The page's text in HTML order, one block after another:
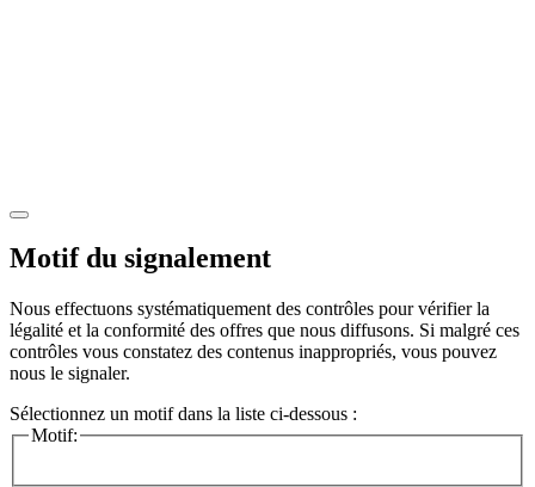
Motif du signalement
Nous effectuons systématiquement des contrôles pour vérifier la
légalité et la conformité des offres que nous diffusons. Si malgré ces
contrôles vous constatez des contenus inappropriés, vous pouvez
nous le signaler.
Sélectionnez un motif dans la liste ci-dessous :
Motif: